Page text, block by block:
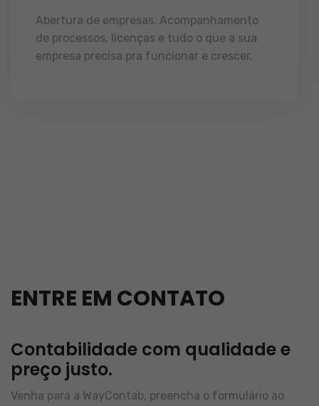
Abertura de empresas, Acompanhamento
de processos, licenças e tudo o que a sua
empresa precisa pra funcionar e crescer.
ENTRE EM CONTATO
Contabilidade com qualidade e
preço justo.
Venha para a WayContab, preencha o formulário ao